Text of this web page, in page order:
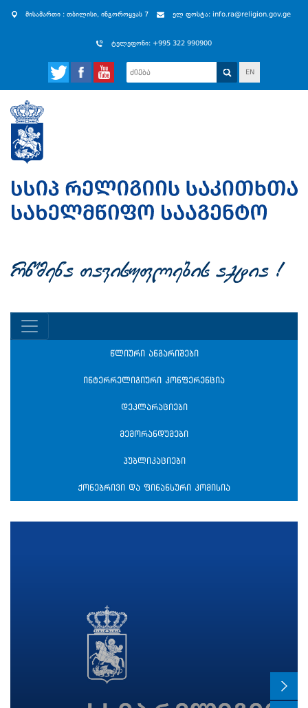
მისამართი : თბილისი, ინგოროყვას 7 ელ ფოსტა: info.ra@religion.gov.ge
ტელეფონი: +995 322 990900
EN
rwmena Tavisuflebis aqtia !
წლიური ანგარიშები
ინტერრელიგიური კონფერენცია
დეკლარაციები
მემორანდუმები
პუბლიკაციები
ქონებრივი და ფინანსური კომისია